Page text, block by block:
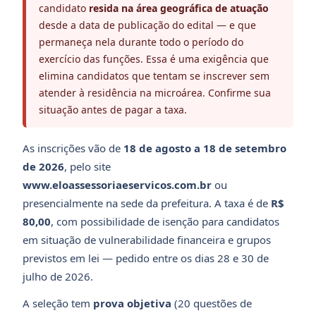
candidato resida na área geográfica de atuação
desde a data de publicação do edital — e que
permaneça nela durante todo o período do
exercício das funções. Essa é uma exigência que
elimina candidatos que tentam se inscrever sem
atender à residência na microárea. Confirme sua
situação antes de pagar a taxa.
As inscrições vão de 18 de agosto a 18 de setembro
de 2026, pelo site
www.eloassessoriaeservicos.com.br ou
presencialmente na sede da prefeitura. A taxa é de R$
80,00, com possibilidade de isenção para candidatos
em situação de vulnerabilidade financeira e grupos
previstos em lei — pedido entre os dias 28 e 30 de
julho de 2026.
A seleção tem prova objetiva (20 questões de